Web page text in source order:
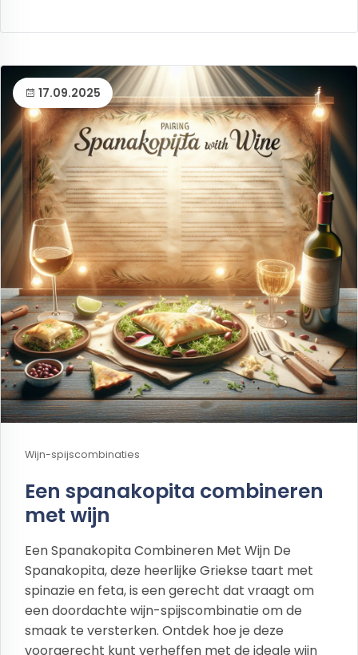
17.09.2025
Wijn-spijscombinaties
Een spanakopita combineren
met wijn
Een Spanakopita Combineren Met Wijn De
Spanakopita, deze heerlijke Griekse taart met
spinazie en feta, is een gerecht dat vraagt om
een doordachte wijn-spijscombinatie om de
smaak te versterken. Ontdek hoe je deze
voorgerecht kunt verheffen met de ideale wijn